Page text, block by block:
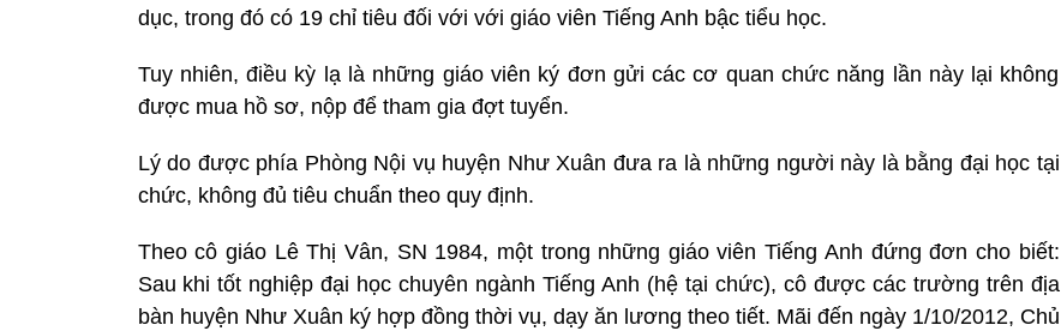
dục, trong đó có 19 chỉ tiêu đối với với giáo viên Tiếng Anh bậc tiểu học.
Tuy nhiên, điều kỳ lạ là những giáo viên ký đơn gửi các cơ quan chức năng lần này lại không
được mua hồ sơ, nộp để tham gia đợt tuyển.
Lý do được phía Phòng Nội vụ huyện Như Xuân đưa ra là những người này là bằng đại học tại
chức, không đủ tiêu chuẩn theo quy định.
Theo cô giáo Lê Thị Vân, SN 1984, một trong những giáo viên Tiếng Anh đứng đơn cho biết:
Sau khi tốt nghiệp đại học chuyên ngành Tiếng Anh (hệ tại chức), cô được các trường trên địa
bàn huyện Như Xuân ký hợp đồng thời vụ, dạy ăn lương theo tiết. Mãi đến ngày 1/10/2012, Chủ